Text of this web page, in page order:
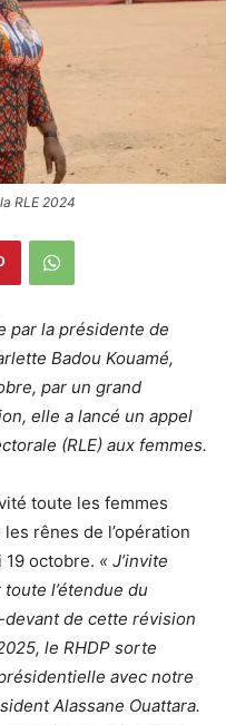
RLE 2024
par la présidente de
Badou Kouamé,
par un grand
elle a lancé un appel
(RLE) aux femmes.
toute les femmes
rênes de l’opération
19 octobre. « J’invite
l’étendue du
de cette révision
le RHDP sorte
avec notre
Alassane Ouattara.